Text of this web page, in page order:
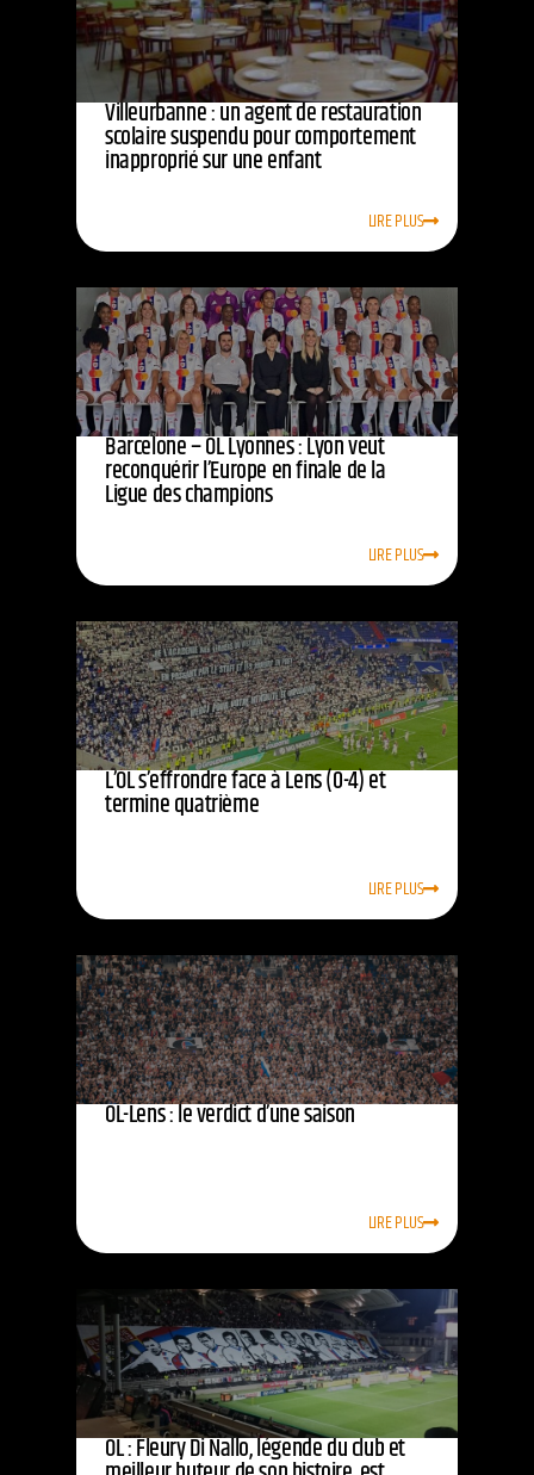
Villeurbanne : un agent de restauration
scolaire suspendu pour comportement
inapproprié sur une enfant
LIRE PLUS
Barcelone – OL Lyonnes : Lyon veut
reconquérir l’Europe en finale de la
Ligue des champions
LIRE PLUS
L’OL s’effrondre face à Lens (0-4) et
termine quatrième
LIRE PLUS
OL-Lens : le verdict d’une saison
LIRE PLUS
OL : Fleury Di Nallo, légende du club et